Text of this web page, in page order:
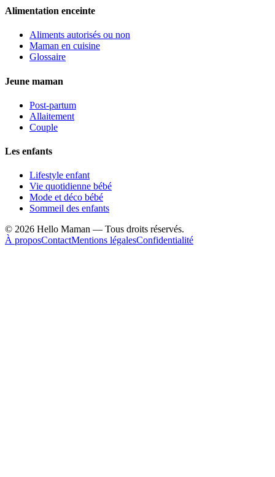
Alimentation enceinte
Aliments autorisés ou non
Maman en cuisine
Glossaire
Jeune maman
Post-partum
Allaitement
Couple
Les enfants
Lifestyle enfant
Vie quotidienne bébé
Mode et déco bébé
Sommeil des enfants
© 2026 Hello Maman — Tous droits réservés.
À proposContactMentions légalesConfidentialité